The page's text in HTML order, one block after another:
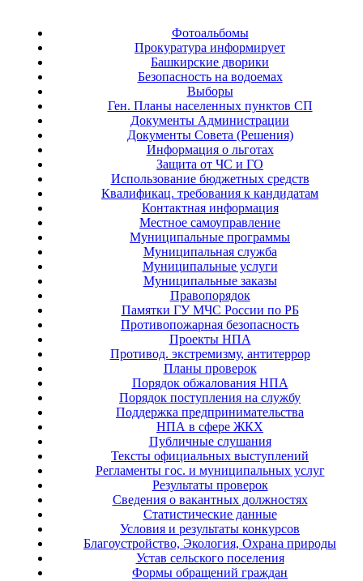
Фотоальбомы
Прокуратура информирует
Башкирские дворики
Безопасность на водоемах
Выборы
Ген. Планы населенных пунктов СП
Документы Администрации
Документы Совета (Решения)
Информация о льготах
Защита от ЧС и ГО
Использование бюджетных средств
Квалификац. требования к кандидатам
Контактная информация
Местное самоуправление
Муниципальные программы
Муниципальная служба
Муниципальные услуги
Муниципальные заказы
Правопорядок
Памятки ГУ МЧС России по РБ
Противопожарная безопасность
Проекты НПА
Противод. экстремизму, антитеррор
Планы проверок
Порядок обжалования НПА
Порядок поступления на службу
Поддержка предпринимательства
НПА в сфере ЖКХ
Публичные слушания
Тексты официальных выступлений
Регламенты гос. и муниципальных услуг
Результаты проверок
Сведения о вакантных должностях
Статистические данные
Условия и результаты конкурсов
Благоустройство, Экология, Охрана природы
Устав сельского поселения
Формы обращений граждан